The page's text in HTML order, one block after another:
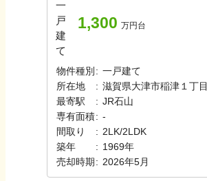
1,300 万円台
物件種別 : 一戸建て
所在地
: 滋賀県大津市稲津１丁目
最寄駅
: JR石山
専有面積: -
間取り
: 2LK/2LDK
築年
: 1969年
売却時期 : 2026年5月